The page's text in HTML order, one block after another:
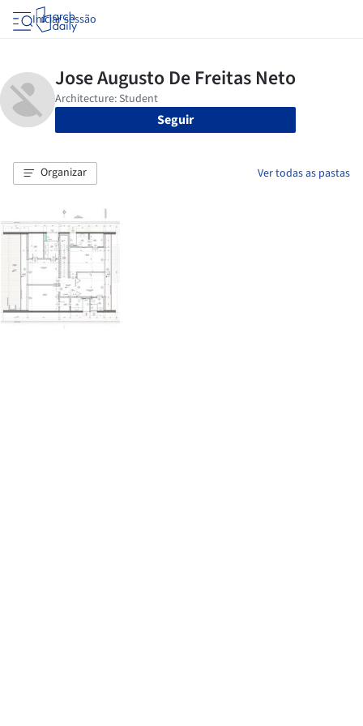
Iniciar sessão
Seguir
Organizar Ver todas as pastas